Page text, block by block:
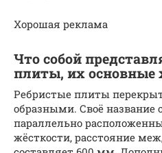
Хорошая реклама
Что собой
плиты, их основные
Ребристые плиты
образными. Своё название
параллельно
жёсткости, расстояние